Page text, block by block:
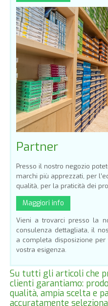
Partner
Presso il nostro negozio
marchi più apprezzati, per
qualità, per la praticità dei
Maggiori info
Vieni a trovarci presso la
consulenza dettagliata, il
a completa disposizione
vostra esigenza.
Su tutti gli articoli che
clienti garantiamo:
qualità, ampia scelta e
accuratamente